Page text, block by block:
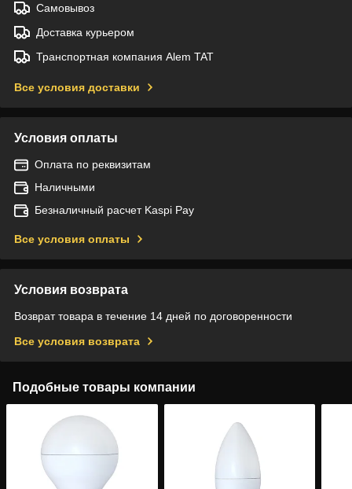
Самовывоз
Доставка курьером
Транспортная компания Alem TAT
Все условия доставки
Условия оплаты
Оплата по реквизитам
Наличными
Безналичный расчет Kaspi Pay
Все условия оплаты
Условия возврата
Возврат товара в течение 14 дней по договоренности
Все условия возврата
Подобные товары компании